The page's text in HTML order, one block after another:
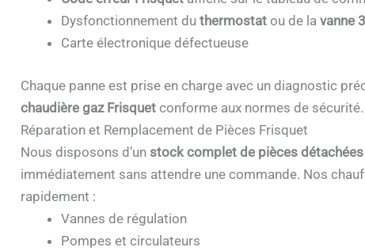
Dysfonctionnement du thermostatou de la vanne
Carte électronique défectueuse
Chaque panne est prise en charge avec un diagnostic
chaudière gaz Frisquetconforme aux normes de sécurité.
Réparation et Remplacement de Pièces Frisquet
Nous disposons d’un stock complet de pièces
immédiatement sans attendre une commande. Nos
rapidement :
Vannes de régulation
Pompes et circulateurs